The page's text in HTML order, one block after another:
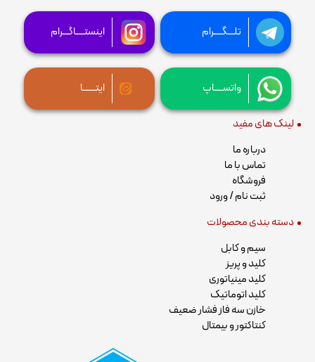
تلـــگــــرام اینستــــاگـــرام
واتســــاپ ایتــــــا
لینک های مفید
درباره ما
تماس با ما
فروشگاه
ثبت نام / ورود
دسته بندی محصولات
سیم و کابل
کلید و پریز
کلید مینیاتوری
کلید اتوماتیک
خازن سه فاز فشار ضعیف
کنتاکتور و بیمتال